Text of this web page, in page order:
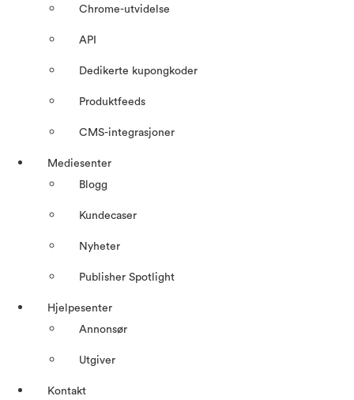
Chrome-utvidelse
API
Dedikerte kupongkoder
Produktfeeds
CMS-integrasjoner
Mediesenter
Blogg
Kundecaser
Nyheter
Publisher Spotlight
Hjelpesenter
Annonsør
Utgiver
Kontakt